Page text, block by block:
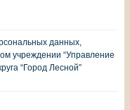
данных,
учреждении “Управление
“Город Лесной”